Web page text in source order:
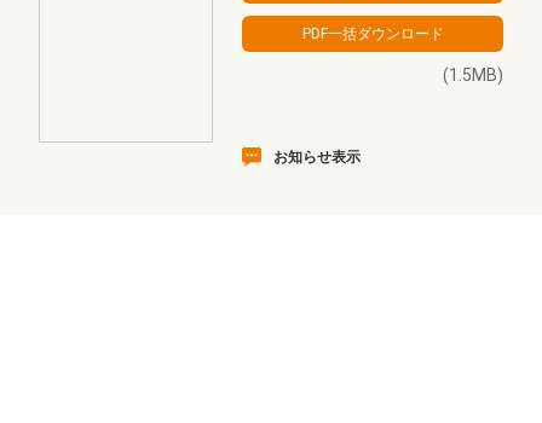
(1.5MB)
お知らせ表示